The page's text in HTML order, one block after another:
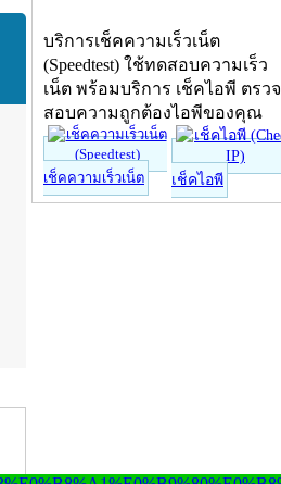
บริการเช็คความเร็วเน็ต
(Speedtest) ใช้ทดสอบความเร็ว
เน็ต พร้อมบริการ เช็คไอพี ตรวจ
สอบความถูกต้องไอพีของคุณ
เช็คความเร็วเน็ต เช็คไอพี